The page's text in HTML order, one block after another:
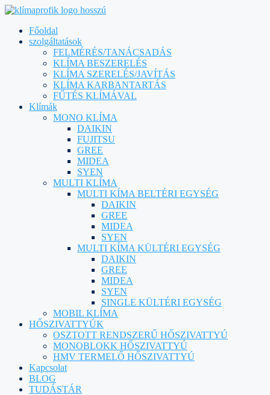
Főoldal
szolgáltatások
FELMÉRÉS/TANÁCSADÁS
KLÍMA BESZERELÉS
KLÍMA SZERELÉS/JAVÍTÁS
KLÍMA KARBANTARTÁS
FŰTÉS KLÍMÁVAL
Klímák
MONO KLÍMA
DAIKIN
FUJITSU
GREE
MIDEA
SYEN
MULTI KLÍMA
MULTI KÍMA BELTÉRI EGYSÉG
DAIKIN
GREE
MIDEA
SYEN
MULTI KÍMA KÜLTÉRI EGYSÉG
DAIKIN
GREE
MIDEA
SYEN
SINGLE KÜLTÉRI EGYSÉG
MOBIL KLÍMA
HŐSZIVATTYÚK
OSZTOTT RENDSZERŰ HŐSZIVATTYÚ
MONOBLOKK HŐSZIVATTYÚ
HMV TERMELŐ HŐSZIVATTYÚ
Kapcsolat
BLOG
TUDÁSTÁR